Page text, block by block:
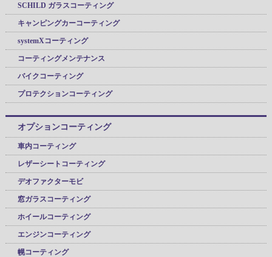
SCHILD ガラスコーティング
キャンピングカーコーティング
systemXコーティング
コーティングメンテナンス
バイクコーティング
プロテクションコーティング
オプションコーティング
車内コーティング
レザーシートコーティング
デオファクターモビ
窓ガラスコーティング
ホイールコーティング
エンジンコーティング
幌コーティング